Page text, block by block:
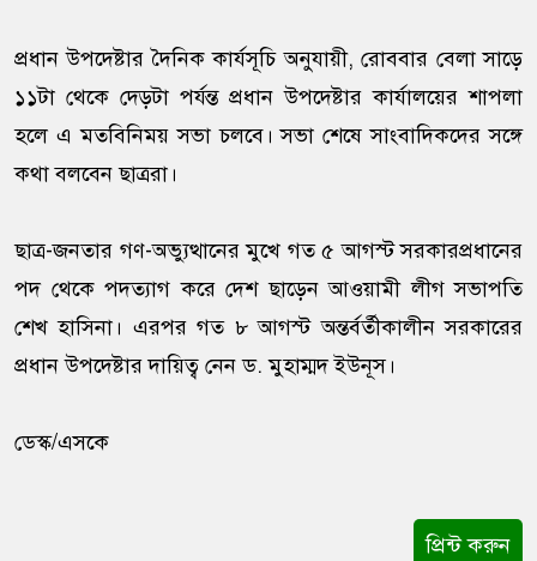
প্রধান উপদেষ্টার দৈনিক কার্যসূচি অনুযায়ী, রোববার বেলা সাড়ে
১১টা থেকে দেড়টা পর্যন্ত প্রধান উপদেষ্টার কার্যালয়ের শাপলা
হলে এ মতবিনিময় সভা চলবে। সভা শেষে সাংবাদিকদের সঙ্গে
কথা বলবেন ছাত্ররা।
ছাত্র-জনতার গণ-অভ্যুত্থানের মুখে গত ৫ আগস্ট সরকারপ্রধানের
পদ থেকে পদত্যাগ করে দেশ ছাড়েন আওয়ামী লীগ সভাপতি
শেখ হাসিনা। এরপর গত ৮ আগস্ট অন্তর্বর্তীকালীন সরকারের
প্রধান উপদেষ্টার দায়িত্ব নেন ড. মুহাম্মদ ইউনূস।
ডেস্ক/এসকে
প্রিন্ট করুন